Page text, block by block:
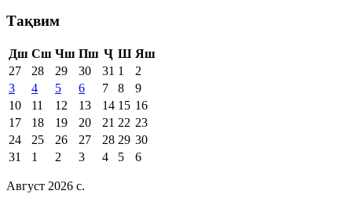
Тақвим
Дш Сш Чш Пш Ҷ Ш Яш
27
28 29 30 31 1
2
3
4 5 6 7 8
9
10
11 12 13 14 15 16
17
18 19 20 21 22 23
24
25 26 27 28 29 30
31
1 2 3 4 5 6
Август 2026 c.